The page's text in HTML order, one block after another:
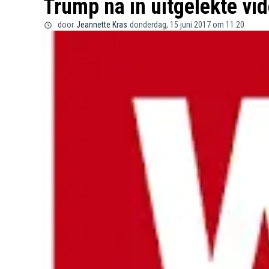
Trump na in uitgelekte
door Jeannette Kras donderdag, 15 juni 2017 om 11:20